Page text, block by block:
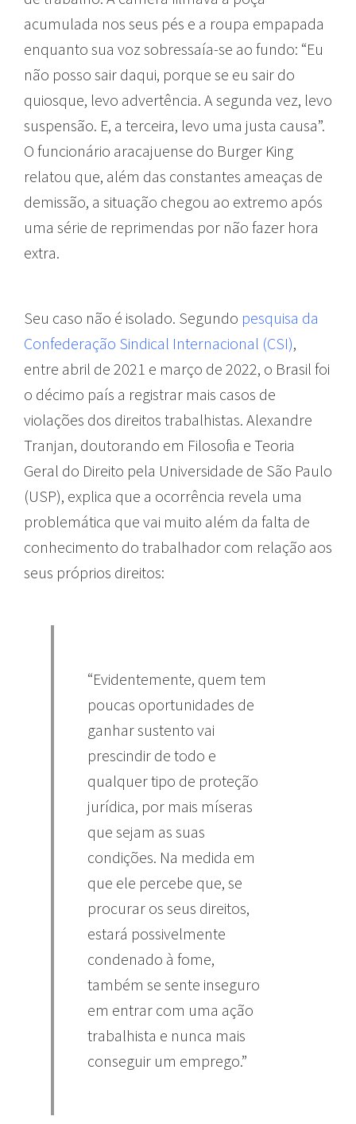
acumulada nos seus pés e a roupa empapada
enquanto sua voz sobressaía-se ao fundo: “Eu
não posso sair daqui, porque se eu sair do
quiosque, levo advertência. A segunda vez, levo
suspensão. E, a terceira, levo uma justa causa”.
O funcionário aracajuense do Burger King
relatou que, além das constantes ameaças de
demissão, a situação chegou ao extremo após
uma série de reprimendas por não fazer hora
extra.
Seu caso não é isolado. Segundo pesquisa da
Confederação Sindical Internacional (CSI),
entre abril de 2021 e março de 2022, o Brasil foi
o décimo país a registrar mais casos de
violações dos direitos trabalhistas. Alexandre
Tranjan, doutorando em Filosofia e Teoria
Geral do Direito pela Universidade de São Paulo
(USP), explica que a ocorrência revela uma
problemática que vai muito além da falta de
conhecimento do trabalhador com relação aos
seus próprios direitos:
“Evidentemente, quem tem
poucas oportunidades de
ganhar sustento vai
prescindir de todo e
qualquer tipo de proteção
jurídica, por mais míseras
que sejam as suas
condições. Na medida em
que ele percebe que, se
procurar os seus direitos,
estará possivelmente
condenado à fome,
também se sente inseguro
em entrar com uma ação
trabalhista e nunca mais
conseguir um emprego.”